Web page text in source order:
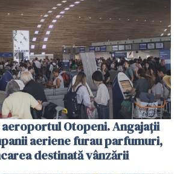
Otopeni. Angajații
aeriene furau parfumuri,
destinată vânzării